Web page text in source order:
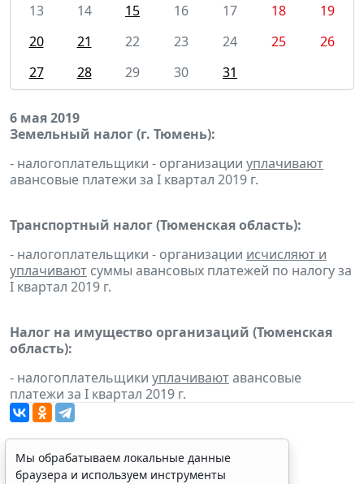
13
14 15 16 17 18
19
20
21 22 23 24 25
26
27
28 29 30 31
6 мая 2019
Земельный налог (г. Тюмень):
- налогоплательщики - организации уплачивают
авансовые платежи за I квартал 2019 г.
Транспортный налог (Тюменская область):
- налогоплательщики - организации исчисляют и
уплачивают суммы авансовых платежей по налогу за
I квартал 2019 г.
Налог на имущество организаций (Тюменская
область):
- налогоплательщики уплачиваютавансовые
платежи за I квартал 2019 г.
Мы обрабатываем локальные данные
браузера и используем инструменты